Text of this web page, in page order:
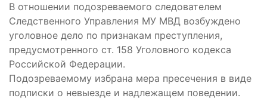
В отношении подозреваемого следователем
Следственного Управления МУ МВД возбуждено
уголовное дело по признакам преступления,
предусмотренного ст. 158 Уголовного кодекса
Российской Федерации.
Подозреваемому избрана мера пресечения в виде
подписки о невыезде и надлежащем поведении.